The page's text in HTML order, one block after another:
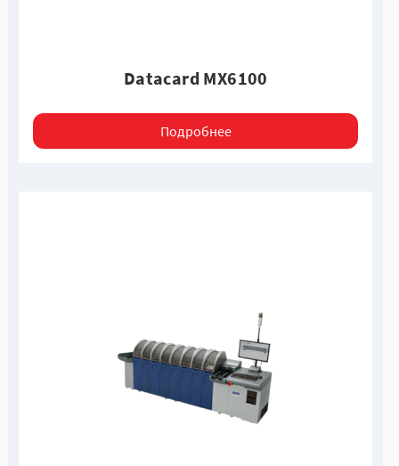
Datacard MX6100
Подробнее